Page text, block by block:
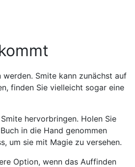
Smite kann zunächst auf
finden Sie vielleicht sogar eine
hervorbringen. Holen Sie
in die Hand genommen
um sie mit Magie zu versehen.
Option, wenn das Auffinden